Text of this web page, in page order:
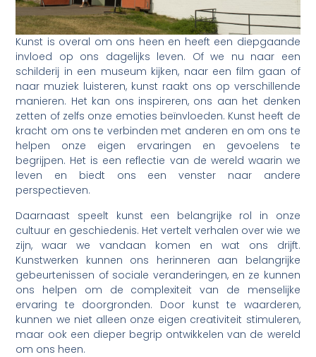
Kunst is overal om ons heen en heeft een diepgaande
invloed op ons dagelijks leven. Of we nu naar een
schilderij in een museum kijken, naar een film gaan of
naar muziek luisteren, kunst raakt ons op verschillende
manieren. Het kan ons inspireren, ons aan het denken
zetten of zelfs onze emoties beïnvloeden. Kunst heeft de
kracht om ons te verbinden met anderen en om ons te
helpen onze eigen ervaringen en gevoelens te
begrijpen. Het is een reflectie van de wereld waarin we
leven en biedt ons een venster naar andere
perspectieven.
Daarnaast speelt kunst een belangrijke rol in onze
cultuur en geschiedenis. Het vertelt verhalen over wie we
zijn, waar we vandaan komen en wat ons drijft.
Kunstwerken kunnen ons herinneren aan belangrijke
gebeurtenissen of sociale veranderingen, en ze kunnen
ons helpen om de complexiteit van de menselijke
ervaring te doorgronden. Door kunst te waarderen,
kunnen we niet alleen onze eigen creativiteit stimuleren,
maar ook een dieper begrip ontwikkelen van de wereld
om ons heen.